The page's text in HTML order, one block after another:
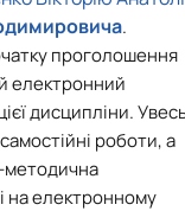
.
проголошення
електронний
дисципліни.
роботи, а
методична
на електронному